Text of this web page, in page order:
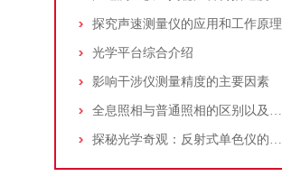
探究声速测量仪的应用和工作原理
光学平台综合介绍
影响干涉仪测量精度的主要因素
全息照相与普通照相的区别以及运用
探秘光学奇观：反射式单色仪的原理与应用